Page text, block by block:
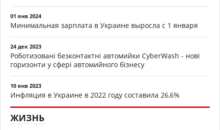
01 янв 2024
Минимальная зарплата в Украине выросла с 1 января
24 дек 2023
Роботизовані безконтактні автомийки CyberWash - нові
горизонти у сфері автомийного бізнесу
10 янв 2023
Инфляция в Украине в 2022 году составила 26,6%
ЖИЗНЬ